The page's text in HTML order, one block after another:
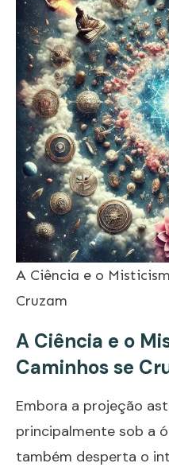
A Ciência e o
Cruzam
A Ciência e o
Caminhos se
Embora a projeção
principalmente sob a
também desperta o